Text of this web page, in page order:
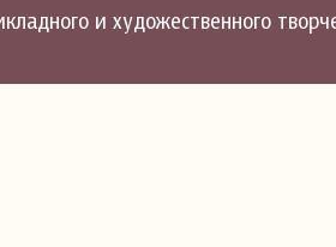
и художественного